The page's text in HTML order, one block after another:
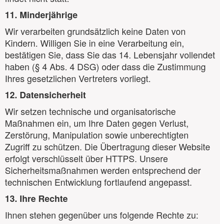
11. Minderjährige
Wir verarbeiten grundsätzlich keine Daten von
Kindern. Willigen Sie in eine Verarbeitung ein,
bestätigen Sie, dass Sie das 14. Lebensjahr vollendet
haben (§ 4 Abs. 4 DSG) oder dass die Zustimmung
Ihres gesetzlichen Vertreters vorliegt.
12. Datensicherheit
Wir setzen technische und organisatorische
Maßnahmen ein, um Ihre Daten gegen Verlust,
Zerstörung, Manipulation sowie unberechtigten
Zugriff zu schützen. Die Übertragung dieser Website
erfolgt verschlüsselt über HTTPS. Unsere
Sicherheitsmaßnahmen werden entsprechend der
technischen Entwicklung fortlaufend angepasst.
13. Ihre Rechte
Ihnen stehen gegenüber uns folgende Rechte zu: